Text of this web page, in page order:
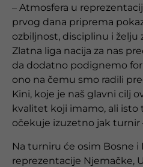
– Atmosfera u
prvog dana priprema
ozbiljnost, disciplinu i želju
Zlatna liga nacija za nas
da dodatno podignemo
ono na čemu smo radili
Kini, koje je naš glavni cilj
kvalitet koji imamo, ali isto
očekuje izuzetno jak turnir
Na turniru će osim Bosne
reprezentacije Njemačke,